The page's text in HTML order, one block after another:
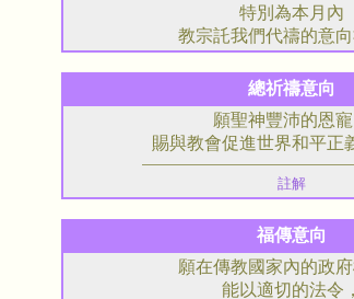
特別為本月內
教宗託我們代禱的意向
總祈禱意向
願聖神豐沛的恩寵
賜與教會促進世界和平正
註解
福傳意向
願在傳教國家內的政府
能以適切的法令，